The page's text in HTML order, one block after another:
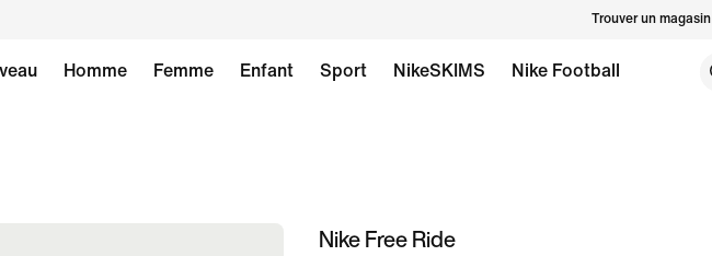
Trouver un magasin
Homme Femme Enfant Sport NikeSKIMS Nike Football
image 1Nike Free Ride